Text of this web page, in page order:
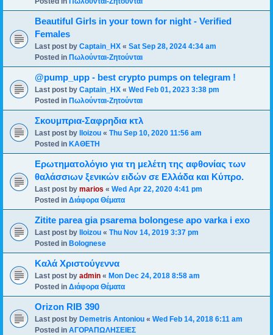
Beautiful Girls in your town for night - Verified
Females
Last post by Captain_HX « Sat Sep 28, 2024 4:34 am
Posted in Πωλούνται-Ζητούνται
@pump_upp - best crypto pumps on telegram !
Last post by Captain_HX « Wed Feb 01, 2023 3:38 pm
Posted in Πωλούνται-Ζητούνται
Σκουμπρια-Σαφρηδια κτλ
Last post by lloizou « Thu Sep 10, 2020 11:56 am
Posted in ΚΑΘΕΤΗ
Ερωτηματολόγιο για τη μελέτη της αφθονίας των
θαλάσσιων ξενικών ειδών σε Ελλάδα και Κύπρο.
Last post by marios « Wed Apr 22, 2020 4:41 pm
Posted in Διάφορα Θέματα
Zitite parea gia psarema bolongese apo varka i exo
Last post by lloizou « Thu Nov 14, 2019 3:37 pm
Posted in Bolognese
Καλά Χριστούγεννα
Last post by admin « Mon Dec 24, 2018 8:58 am
Posted in Διάφορα Θέματα
Orizon RIB 390
Last post by Demetris Antoniou « Wed Feb 14, 2018 6:11 am
Posted in ΑΓΟΡΑΠΩΛΗΣΕΙΕΣ